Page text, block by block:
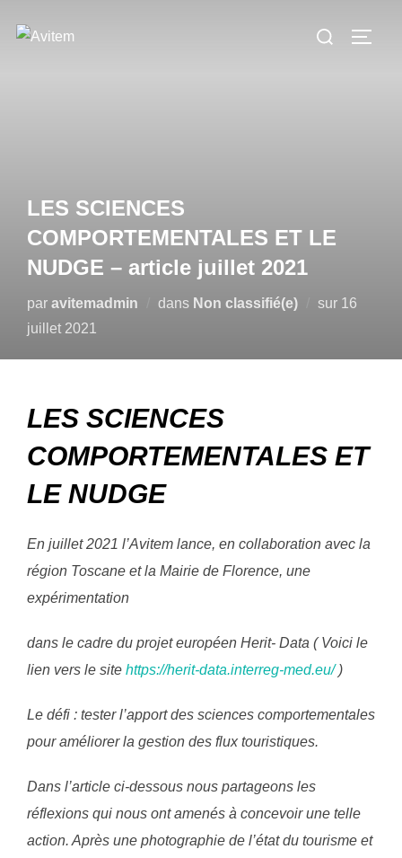
Rechercher :
LES SCIENCES
COMPORTEMENTALES ET LE
NUDGE – article juillet 2021
par avitemadmin dans Non classifié(e) sur Publié
16
juillet 2021
LES SCIENCES
COMPORTEMENTALES ET
LE NUDGE
En juillet 2021 l’Avitem lance, en collaboration avec la
région Toscane et la Mairie de Florence, une
expérimentation
dans le cadre du projet européen Herit- Data ( Voici le
lien vers le site https://herit-data.interreg-med.eu/)
Le défi : tester l’apport des sciences comportementales
pour améliorer la gestion des flux touristiques.
Dans l’article ci-dessous nous partageons les
réflexions qui nous ont amenés à concevoir une telle
action. Après une photographie de l’état du tourisme et